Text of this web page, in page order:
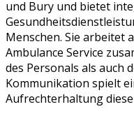
und Bury und bietet
Menschen. Sie arbeitet
Ambulance Service
des Personals als auch
Kommunikation spielt
Aufrechterhaltung